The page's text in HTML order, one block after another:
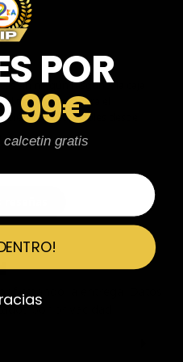
sin ningún rasguño, la caja
tiempo de espera el
Muy confiables desde
la entrega. Datos
por privacidad.
POR
99€
calcetin gratis